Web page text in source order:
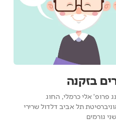
בזקנה
פרופ' אלי כרמלי, החוג
תל אביב דלדול שרירי
גורמים